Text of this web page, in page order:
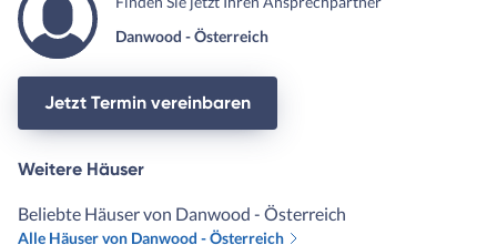
Fortschritt sind ein Armutszeugnis. Absolut unprofessionell
und enttäuschend!Danwood - Österreich
Jetzt Termin vereinbaren
Weitere Häuser
Beliebte Häuser von Danwood - Österreich
Alle Häuser von Danwood - Österreich